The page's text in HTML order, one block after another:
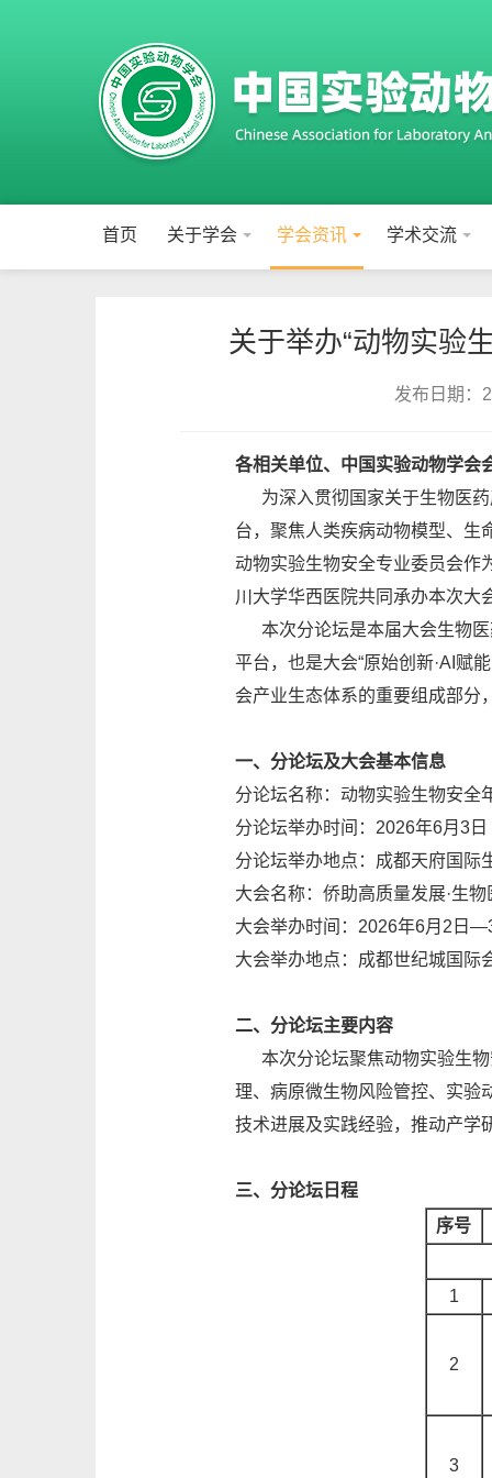
首页 关于学会 学会资讯 学术交流
关于举办“动物实验
发布日期：
各相关单位、中国实验动物学会
为深入贯彻国家关于生物医药
台，聚焦人类疾病动物模型、生
动物实验生物安全专业委员会作
川大学华西医院共同承办本次大
本次分论坛是本届大会生物医
平台，也是大会“原始创新·AI赋
会产业生态体系的重要组成部分
一、分论坛及大会基本信息
分论坛名称：动物实验生物安全
分论坛举办时间：2026年6月3日
分论坛举办地点：成都天府国际
大会名称：侨助高质量发展·生
大会举办时间：2026年6月2日
大会举办地点：成都世纪城国际
二、分论坛主要内容
本次分论坛聚焦动物实验生物
理、病原微生物风险管控、实验
技术进展及实践经验，推动产学
三、分论坛日程
序号
1
2
3